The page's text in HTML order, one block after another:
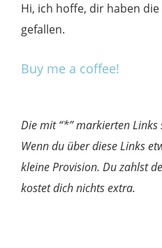
Hi, ich hoffe, dir haben
gefallen.
Buy me a coffee!
Die mit “*” markierten
Wenn du über diese Links
kleine Provision. Du zahlst
kostet dich nichts extra.